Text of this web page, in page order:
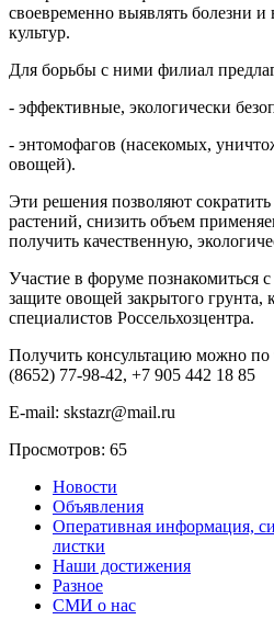
своевременно выявлять болезни
культур.
Для борьбы с ними филиал
- эффективные, экологически
- энтомофагов (насекомых,
овощей).
Эти решения позволяют
растений, снизить объем
получить качественную,
Участие в форуме познакомиться
защите овощей закрытого грунта,
специалистов Россельхозцентра.
Получить консультацию можно по
(8652) 77-98-42, +7 905 442 18 85
E-mail: skstazr@mail.ru
Просмотров: 65
Новости
Объявления
Оперативная информация,
листки
Наши достижения
Разное
СМИ о нас